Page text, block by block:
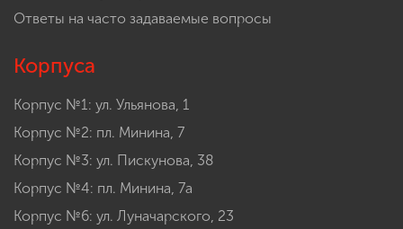
Ответы на часто задаваемые вопросы
Корпуса
Корпус №1: ул. Ульянова, 1
Корпус №2: пл. Минина, 7
Корпус №3: ул. Пискунова, 38
Корпус №4: пл. Минина, 7а
Корпус №6: ул. Луначарского, 23